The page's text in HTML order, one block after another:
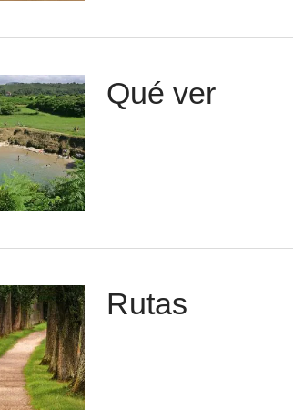
Qué ver
Rutas